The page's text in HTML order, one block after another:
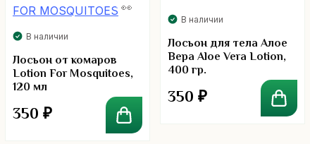
В наличии
Лосьон от комаров
Lotion For Mosquitoes,
120 мл
350 ₽
В наличии
Лосьон для тела Алое
Вера Aloe Vera Lotion,
400 гр.
350 ₽